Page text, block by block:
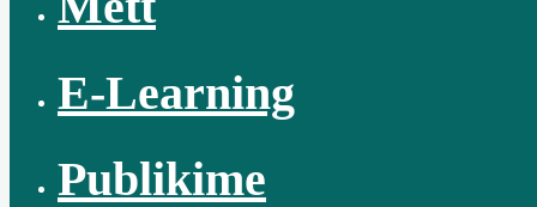
E-Learning
Publikime